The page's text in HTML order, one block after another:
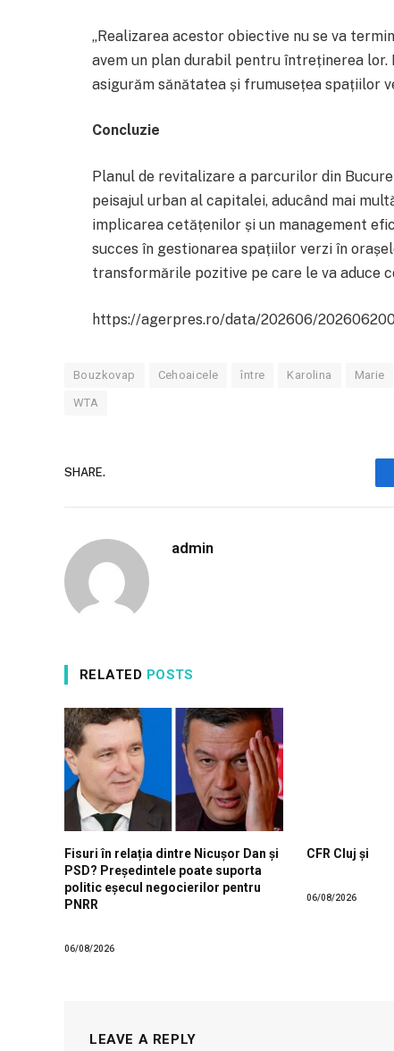
„Realizarea acestor obiective nu se va
avem un plan durabil pentru întreținerea lor.
asigurăm sănătatea și frumusețea spațiilor
Concluzie
Planul de revitalizare a parcurilor din
peisajul urban al capitalei, aducând mai
implicarea cetățenilor și un management
succes în gestionarea spațiilor verzi în
transformările pozitive pe care le va aduce
https://agerpres.ro/data/202606/
Bouzkovap Cehoaicele între Karolina Marie
WTA
SHARE.
admin
RELATED POSTS
Fisuri în relația dintre Nicușor Dan și
PSD? Președintele poate suporta
politic eșecul negocierilor pentru
PNRR
06/08/2026
CFR Cluj și
06/08/2026
LEAVE A REPLY